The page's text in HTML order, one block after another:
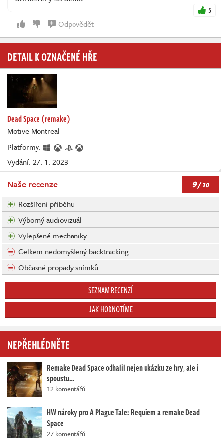
5
Odpovědět
DETAIL K OZNAČENÉ HŘE
Dead Space (remake)
Motive Montreal
Platformy:
Vydání: 27. 1. 2023
Naše recenze 9/ 10
Rozšíření příběhu
Výborný audiovizuál
Vylepšené mechaniky
Celkem nedomyšlený backtracking
Občasné propady snímků
SEZNAM RECENZÍ
JAK HODNOTÍME
NEPŘEHLÉDNĚTE
Remake Dead Space odhalil nejen ukázku ze hry, ale i
spoustu…
12 komentářů
HW nároky pro A Plague Tale: Requiem a remake Dead
Space
27 komentářů